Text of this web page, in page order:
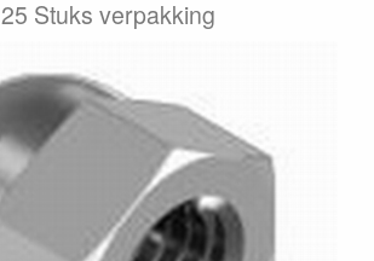
25 Stuks verpakking